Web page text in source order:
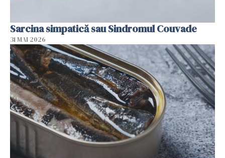
Sarcina simpatică sau Sindromul Couvade
31 MAI 2026